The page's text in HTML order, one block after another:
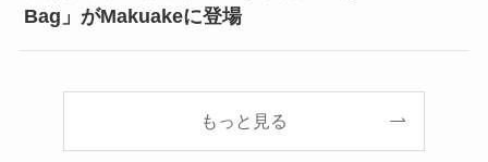
Bag」がMakuakeに登場
もっと見る